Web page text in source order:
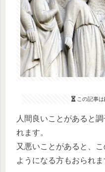
この記事は
人間良いことがあると
れます。
又悪いことがあると、
ようになる方もおられま